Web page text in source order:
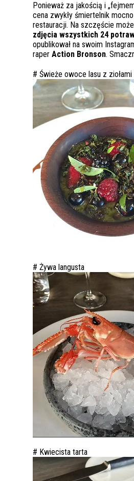
Ponieważ za jakością i
cena zwykły śmiertelnik
restauracji. Na szczęście
zdjęcia wszystkich 24
opublikował na swoim
raper Action Bronson.
# Świeże owoce lasu z ziołami
# Żywa langusta
# Kwiecista tarta